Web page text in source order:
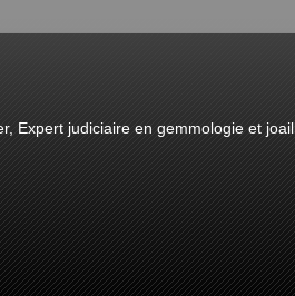
Expert judiciaire en gemmologie et